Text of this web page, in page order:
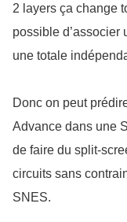
2 layers ça change
possible d’associer
une totale
Donc on peut
Advance dans une
de faire du split-
circuits sans
SNES.